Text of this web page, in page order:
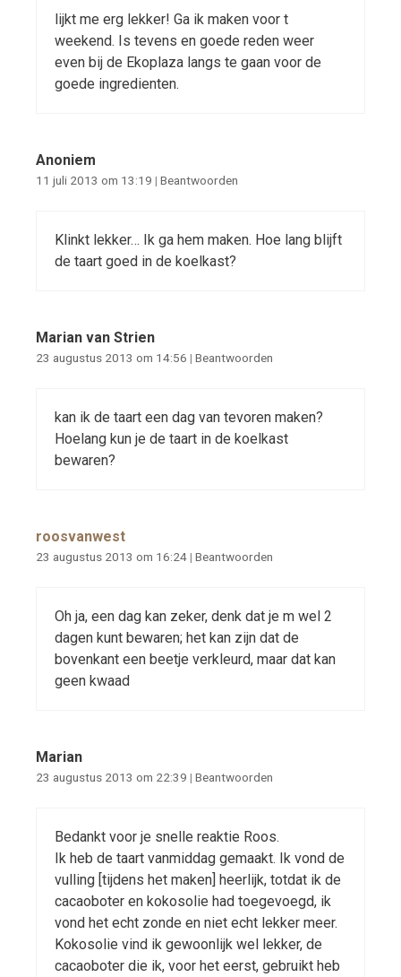
lijkt me erg lekker! Ga ik maken voor t
weekend. Is tevens en goede reden weer
even bij de Ekoplaza langs te gaan voor de
goede ingredienten.
Anoniem
11 juli 2013 om 13:19 | Beantwoorden
Klinkt lekker… Ik ga hem maken. Hoe lang blijft
de taart goed in de koelkast?
Marian van Strien
23 augustus 2013 om 14:56 | Beantwoorden
kan ik de taart een dag van tevoren maken?
Hoelang kun je de taart in de koelkast
bewaren?
roosvanwest
23 augustus 2013 om 16:24| Beantwoorden
Oh ja, een dag kan zeker, denk dat je m wel 2
dagen kunt bewaren; het kan zijn dat de
bovenkant een beetje verkleurd, maar dat kan
geen kwaad
Marian
23 augustus 2013 om 22:39 | Beantwoorden
Bedankt voor je snelle reaktie Roos.
Ik heb de taart vanmiddag gemaakt. Ik vond de
vulling [tijdens het maken] heerlijk, totdat ik de
cacaoboter en kokosolie had toegevoegd, ik
vond het echt zonde en niet echt lekker meer.
Kokosolie vind ik gewoonlijk wel lekker, de
cacaoboter die ik, voor het eerst, gebruikt heb